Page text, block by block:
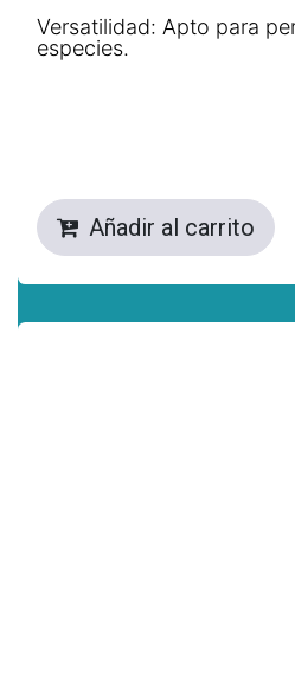
Versatilidad: Apto para
especies.
Añadir al carrito